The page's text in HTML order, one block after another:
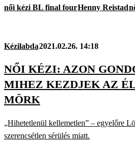
női kézi BL final fourHenny Reistad
Kézilabda2021.02.26. 14:18
NŐI KÉZI: AZON
MIHEZ KEZDJEK AZ
MÖRK
„Hihetetlenül kellemetlen” – egyelőre
szerencsétlen sérülés miatt.